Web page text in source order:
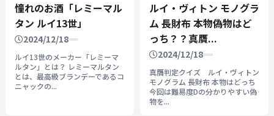
憧れのお酒「レミーマル
タン ルイ13世」
2024/12/18
ルイ13世のメーカー「レミーマ
ルタン」とは？ レミーマルタン
とは、最高級ブランデーであるコ
ニャックの...
ルイ・ヴィトン モノグラ
ム 長財布 本物偽物はど
っち？？真贋...
2024/12/18
真贋判定クイズ ルイ・ヴィトン
モノグラム 長財布 本物はどっち
今回は難易度Dの分かりやすい偽
物を...